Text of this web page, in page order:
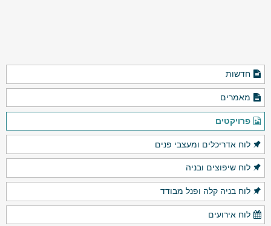
חדשות
מאמרים
פרויקטים
לוח אדריכלים ומעצבי פנים
לוח שיפוצים ובניה
לוח בניה קלה ופנל מבודד
לוח אירועים